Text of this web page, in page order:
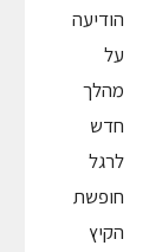
הודיעה
על
מהלך
חדש
לרגל
חופשת
הקיץ